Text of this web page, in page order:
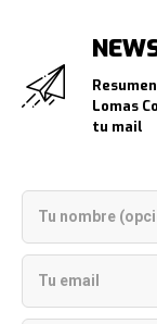
Lomas
tu mail